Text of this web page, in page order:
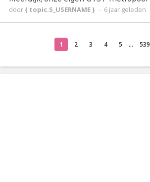
door{ topic.S_USERNAME } - 6 jaar geleden
1 2 3 4 5 ... 539